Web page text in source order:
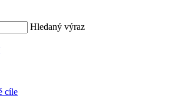
Hledaný výraz
cíle